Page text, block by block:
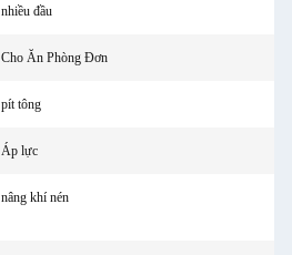
nhiều đầu
Cho Ăn Phòng Đơn
pít tông
Áp lực
nâng khí nén